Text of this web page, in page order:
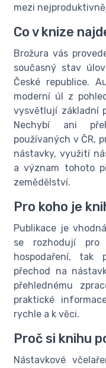
mezi
Co v knize
Brožura vás
současný stav
České republice.
moderní úl z
vysvětlují základní
Nechybí ani
používaných v ČR,
nástavky, využití
a význam tohoto
zemědělství.
Pro koho je
Publikace je
se rozhodují
hospodaření, tak
přechod na
přehlednému
praktické
rychle a k věci.
Proč si knihu
Nástavkové